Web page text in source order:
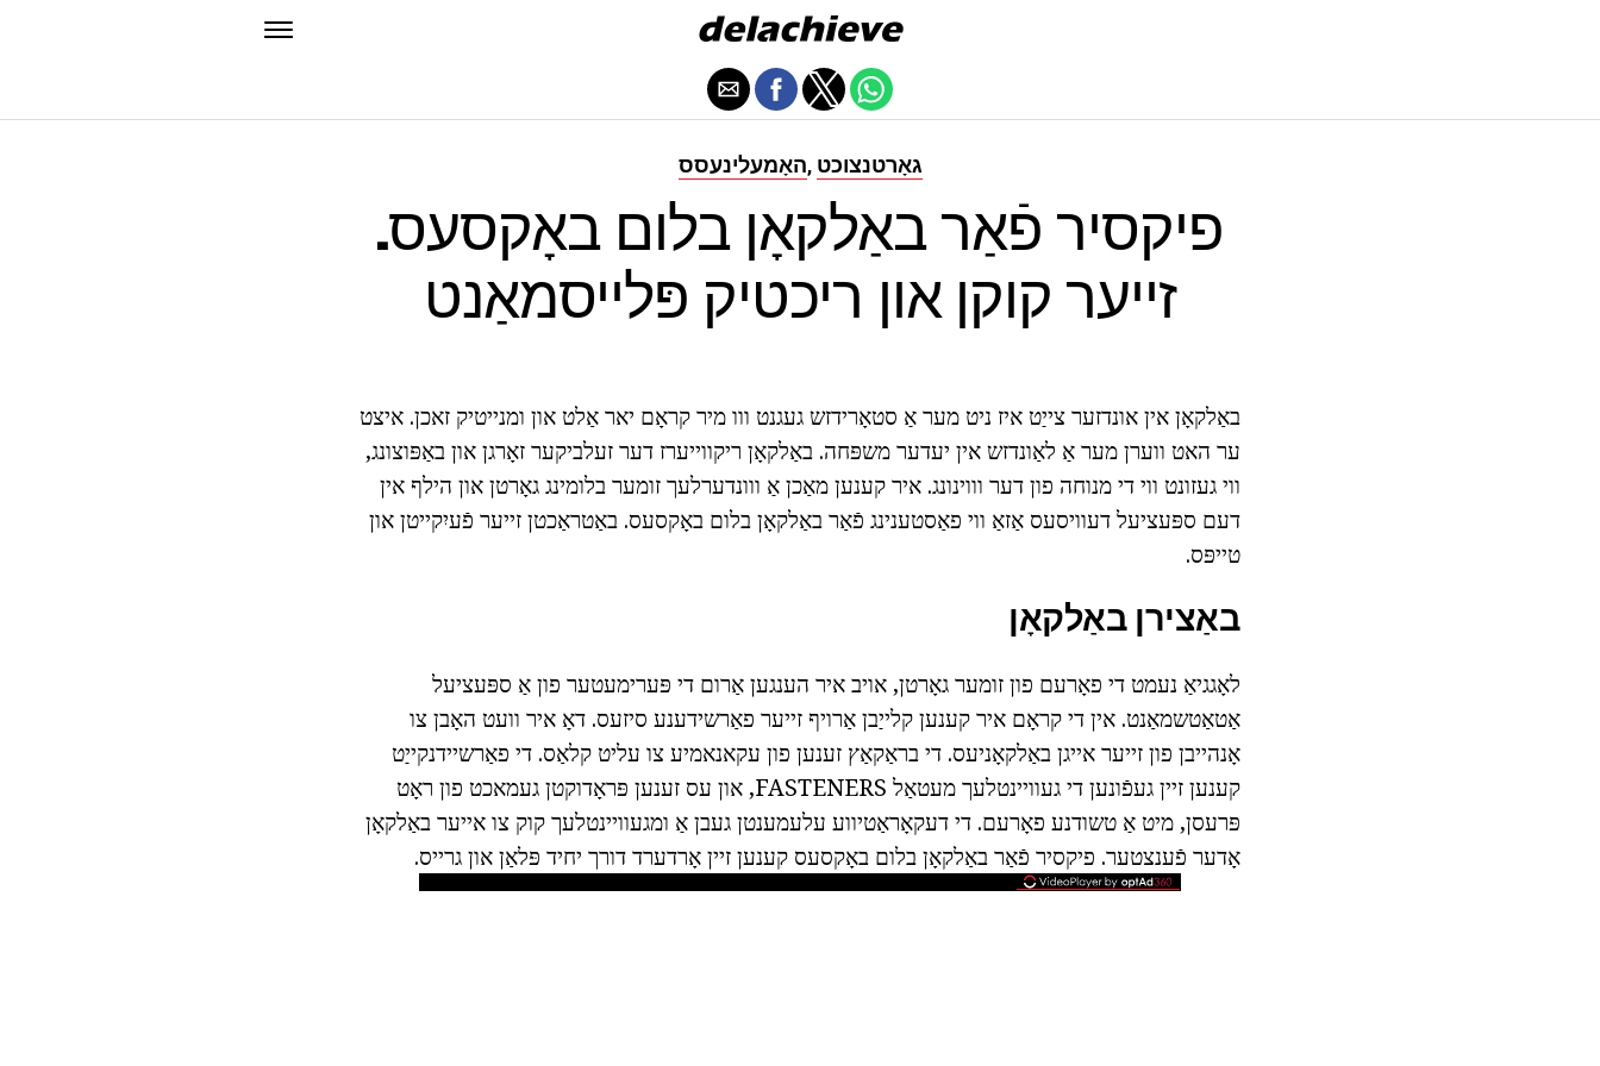
האָמעלינעסס, גאָרטנצוכט
פיקסיר פֿאַר באַלקאָן בלום באָקסעס.
זייער קוקן און ריכטיק פּלייסמאַנט
באַלקאָן אין אונדזער צייַט איז ניט מער אַ סטאָרידזש געגנט ווו מיר קראָם יאר אַלט און ומנייטיק זאכן. איצט
ער האט ווערן מער אַ לאַונדזש אין יעדער משפּחה. באַלקאָן ריקווייערז דער זעלביקער זאָרגן און באַפּוצונג,
ווי געזונט ווי די מנוחה פון דער וווינונג. איר קענען מאַכן אַ ווונדערלעך זומער בלומינג גאָרטן און הילף אין
דעם ספּעציעל דעוויסעס אַזאַ ווי פאַסטענינג פֿאַר באַלקאָן בלום באָקסעס. באַטראַכטן זייער פֿעיִקייטן און
טייפּס.
באַצירן באַלקאָן
לאָגגיאַ נעמט די פאָרעם פון זומער גאָרטן, אויב איר הענגען אַרום די פּערימעטער פון אַ ספּעציעל
אַטאַטשמאַנט. אין די קראָם איר קענען קלייַבן אַרויף זייער פאַרשידענע סיזעס. דאָ איר וועט האָבן צו
אָנהייבן פון זייער אייגן באַלקאָניעס. די בראַקאַץ זענען פון עקאנאמיע צו עליט קלאַס. די פאַרשיידנקייַט
קענען זיין געפֿונען די געוויינטלעך מעטאַל FASTENERS, און עס זענען פּראָדוקטן געמאכט פון ראָט
פּרעסן, מיט אַ טשודנע פאָרעם. די דעקאָראַטיווע עלעמענטן געבן אַ ומגעוויינטלעך קוק צו אייער באַלקאָן
אָדער פֿענצטער. פיקסיר פֿאַר באַלקאָן בלום באָקסעס קענען זיין אָרדערד דורך יחיד פּלאַן און גרייס.